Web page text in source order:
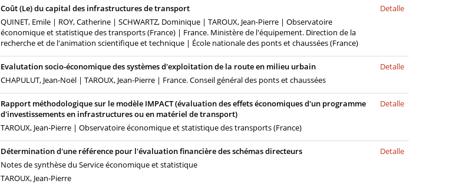
Coût (Le) du capital des infrastructures de transport
QUINET, Emile | ROY, Catherine | SCHWARTZ, Dominique | TAROUX, Jean-Pierre | Observatoire
économique et statistique des transports (France) | France. Ministère de l'équipement. Direction de la
recherche et de l'animation scientifique et technique | École nationale des ponts et chaussées (France)
Detalle
Evalutation socio-économique des systèmes d'exploitation de la route en milieu urbain
CHAPULUT, Jean-Noël | TAROUX, Jean-Pierre | France. Conseil général des ponts et chaussées
Detalle
Rapport méthodologique sur le modèle IMPACT (évaluation des effets économiques d'un programme
d'investissements en infrastructures ou en matériel de transport)
TAROUX, Jean-Pierre | Observatoire économique et statistique des transports (France)
Detalle
Détermination d'une référence pour l'évaluation financière des schémas directeurs
Notes de synthèse du Service économique et statistique
TAROUX, Jean-Pierre
Detalle